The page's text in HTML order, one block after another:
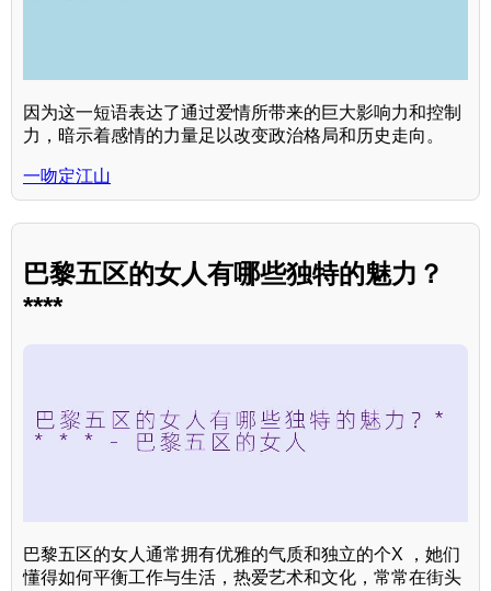
因为这一短语表达了通过爱情所带来的巨大影响力和控制
力，暗示着感情的力量足以改变政治格局和历史走向。
一吻定江山
巴黎五区的女人有哪些独特的魅力？
****
巴黎五区的女人通常拥有优雅的气质和独立的个X ，她们
懂得如何平衡工作与生活，热爱艺术和文化，常常在街头